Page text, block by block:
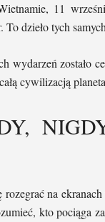
11
dzieło tych
wydarzeń zostało
cywilizacją
na
kto pociąga